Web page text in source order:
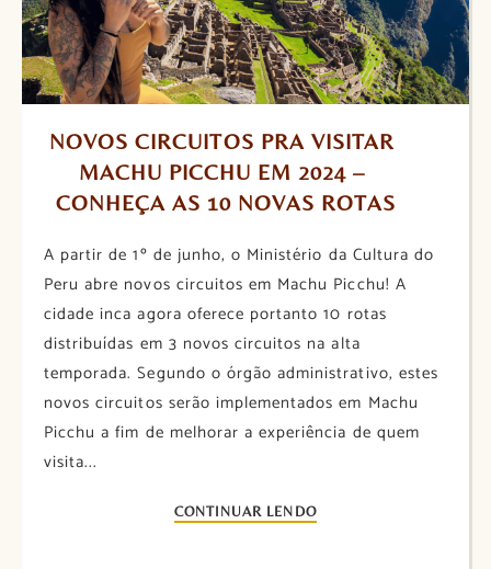
NOVOS CIRCUITOS PRA VISITAR
MACHU PICCHU EM 2024 –
CONHEÇA AS 10 NOVAS ROTAS
A partir de 1º de junho, o Ministério da Cultura do
Peru abre novos circuitos em Machu Picchu! A
cidade inca agora oferece portanto 10 rotas
distribuídas em 3 novos circuitos na alta
temporada. Segundo o órgão administrativo, estes
novos circuitos serão implementados em Machu
Picchu a fim de melhorar a experiência de quem
visita...
CONTINUAR LENDO